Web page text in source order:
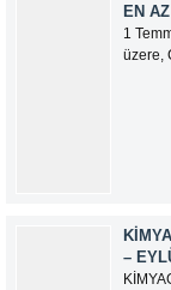
EN
1
üzere,
–